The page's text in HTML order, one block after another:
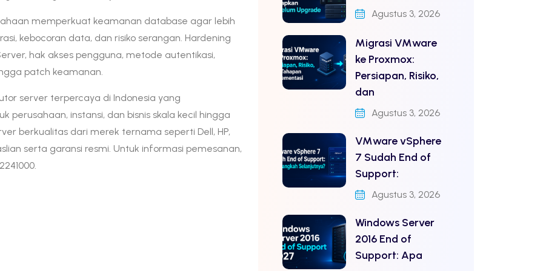
memperkuat keamanan database agar lebih
kebocoran data, dan risiko serangan. Hardening
hak akses pengguna, metode autentikasi,
patch keamanan.
server terpercaya di Indonesia yang
perusahaan, instansi, dan bisnis skala kecil hingga
berkualitas dari merek ternama seperti Dell, HP,
serta garansi resmi. Untuk informasi pemesanan,
Agustus 3, 2026
Migrasi VMware
ke Proxmox:
Persiapan, Risiko,
dan
Agustus 3, 2026
VMware vSphere
7 Sudah End of
Support:
Agustus 3, 2026
Windows Server
2016 End of
Support: Apa